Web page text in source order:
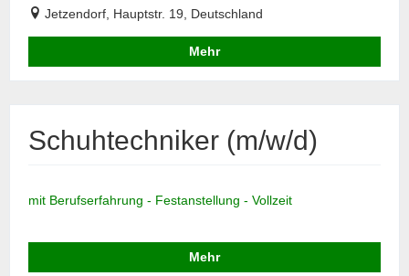
Jetzendorf, Hauptstr. 19, Deutschland
Mehr
Schuhtechniker (m/w/d)
mit Berufserfahrung - Festanstellung - Vollzeit
Mehr